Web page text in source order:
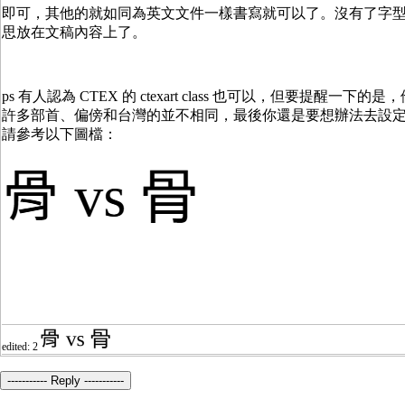
即可，其他的就如同為英文文件一樣書寫就可以了。沒有了字
思放在文稿內容上了。
ps 有人認為 CTEX 的 ctexart class 也可以，但要提醒一下的是
許多部首、偏傍和台灣的並不相同，最後你還是要想辦法去設
請參考以下圖檔：
edited: 2
----------- Reply -----------